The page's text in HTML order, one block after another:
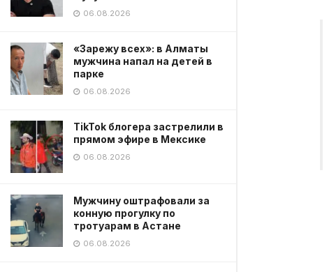
06.08.2026
«Зарежу всех»: в Алматы
мужчина напал на детей в
парке
06.08.2026
TikTok блогера застрелили в
прямом эфире в Мексике
06.08.2026
Мужчину оштрафовали за
конную прогулку по
тротуарам в Астане
06.08.2026